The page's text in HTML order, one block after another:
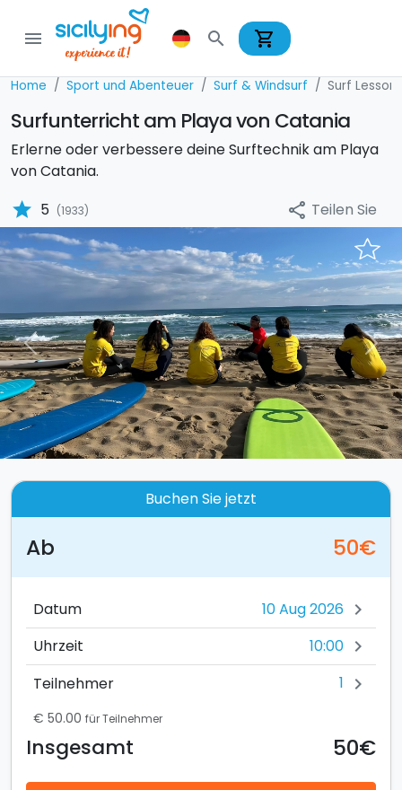
menu search shopping_cart
Home Sport und Abenteuer Surf & Windsurf Surf Lesson
Surfunterricht am Playa von Catania
Erlerne oder verbessere deine Surftechnik am Playa
von Catania.
star 5 (1933) share Teilen Sie
Previous Next
Buchen Sie jetzt
Ab 50€
Datum chevron_right
Uhrzeit 10:00 chevron_right
Teilnehmer 1 chevron_right
€ 50.00 für Teilnehmer
Insgesamt 50€